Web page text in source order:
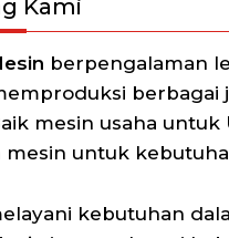
Kami
berpengalaman
berbagai
mesin usaha untuk
mesin untuk
kebutuhan